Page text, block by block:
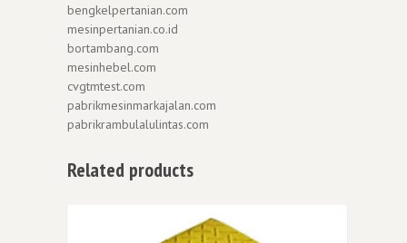
bengkelpertanian.com
mesinpertanian.co.id
bortambang.com
mesinhebel.com
cvgtmtest.com
pabrikmesinmarkajalan.com
pabrikrambulalulintas.com
Related products